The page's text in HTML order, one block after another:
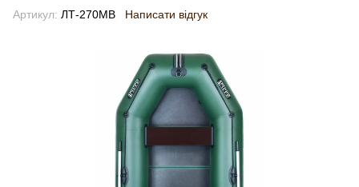
Артикул: ЛТ-270МВ Написати відгук